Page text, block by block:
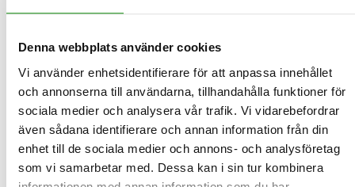
Denna webbplats använder cookies
Vi använder enhetsidentifierare för att anpassa innehållet
och annonserna till användarna, tillhandahålla funktioner för
sociala medier och analysera vår trafik. Vi vidarebefordrar
även sådana identifierare och annan information från din
enhet till de sociala medier och annons- och analysföretag
som vi samarbetar med. Dessa kan i sin tur kombinera
Faktaruta
Återvinningskompassen genomförs i Avfall Sveriges
regi för första gången under 2024. Den omfattar 1 000
intervjuer i form av en webbenkät, utförd av Origo
Group.
Återvinningskompassen kommer att bli en
återkommande undersökning för att granska
svenskarnas attityd och kunskap kring källsortering av